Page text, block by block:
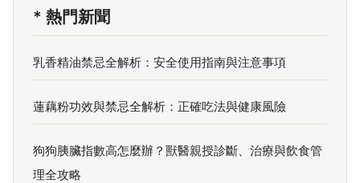
* 熱門新聞
乳香精油禁忌全解析：安全使用指南與注意事項
蓮藕粉功效與禁忌全解析：正確吃法與健康風險
狗狗胰臟指數高怎麼辦？獸醫親授診斷、治療與飲食管
理全攻略